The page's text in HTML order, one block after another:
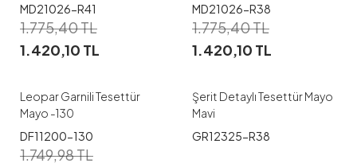
MD21026-R41
1.775,40TL
1.420,10 TL
MD21026-R38
1.775,40TL
1.420,10 TL
38-40
Leopar Garnili Tesettür
Mayo -130
DF11200-130
1.749,98TL
M
Şerit Detaylı Tesettür Mayo
Mavi
GR12325-R38